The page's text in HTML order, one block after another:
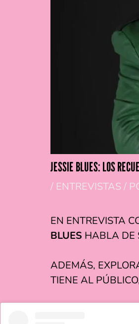
JESSIE BLUES: LOS
/ ENTREVISTAS/
EN ENTREVISTA
BLUES HABLA DE
ADEMÁS,
TIENE AL